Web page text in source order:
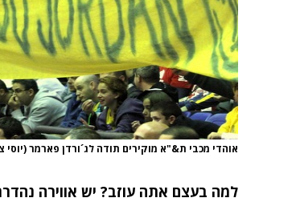
אוהדי מכבי ת&"א מוקירים תודה לג´ורדן פארמר (יוסי
למה בעצם אתה עוזב? יש אווירה